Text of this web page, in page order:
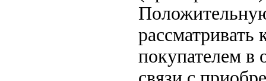
рассматривать
покупателем в